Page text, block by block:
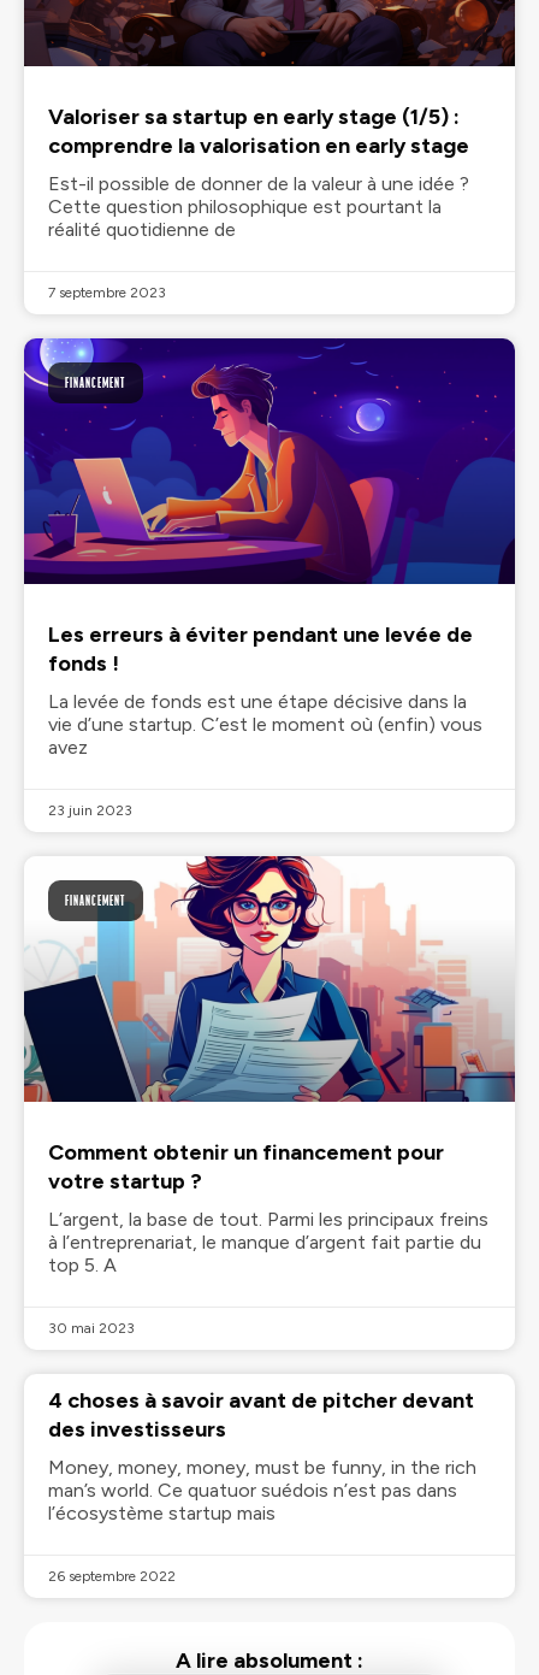
Valoriser sa startup en early stage (1/5) :
comprendre la valorisation en early stage
Est-il possible de donner de la valeur à une idée ?
Cette question philosophique est pourtant la
réalité quotidienne de
7 septembre 2023
FINANCEMENT
Les erreurs à éviter pendant une levée de
fonds !
La levée de fonds est une étape décisive dans la
vie d’une startup. C’est le moment où (enfin) vous
avez
23 juin 2023
FINANCEMENT
Comment obtenir un financement pour
votre startup ?
L’argent, la base de tout. Parmi les principaux freins
à l’entreprenariat, le manque d’argent fait partie du
top 5. A
30 mai 2023
4 choses à savoir avant de pitcher devant
des investisseurs
Money, money, money, must be funny, in the rich
man’s world. Ce quatuor suédois n’est pas dans
l’écosystème startup mais
26 septembre 2022
A lire absolument :